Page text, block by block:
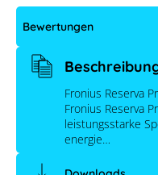
Bewertungen
Fronius Reserva
Fronius Reserva
leistungsstarke
energie…